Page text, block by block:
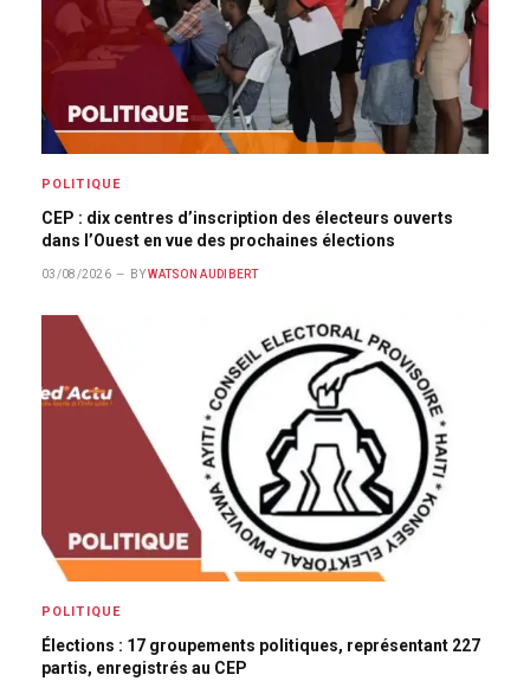
POLITIQUE
CEP : dix centres d’inscription des électeurs ouverts
dans l’Ouest en vue des prochaines élections
03/08/2026 BY WATSON AUDIBERT
POLITIQUE
Élections : 17 groupements politiques, représentant 227
partis, enregistrés au CEP